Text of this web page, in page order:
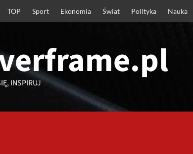
TOP Sport Ekonomia Świat Polityka Nauka
INSPIRUJ